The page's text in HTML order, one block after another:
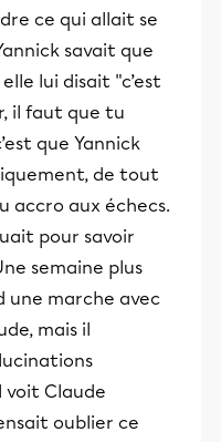
ce qui allait se
savait que
lui disait "c’est
il faut que tu
que Yannick
de tout
accro aux échecs.
pour savoir
semaine plus
une marche avec
mais il
voit Claude
oublier ce